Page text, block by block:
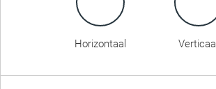
Horizontaal Verticaal